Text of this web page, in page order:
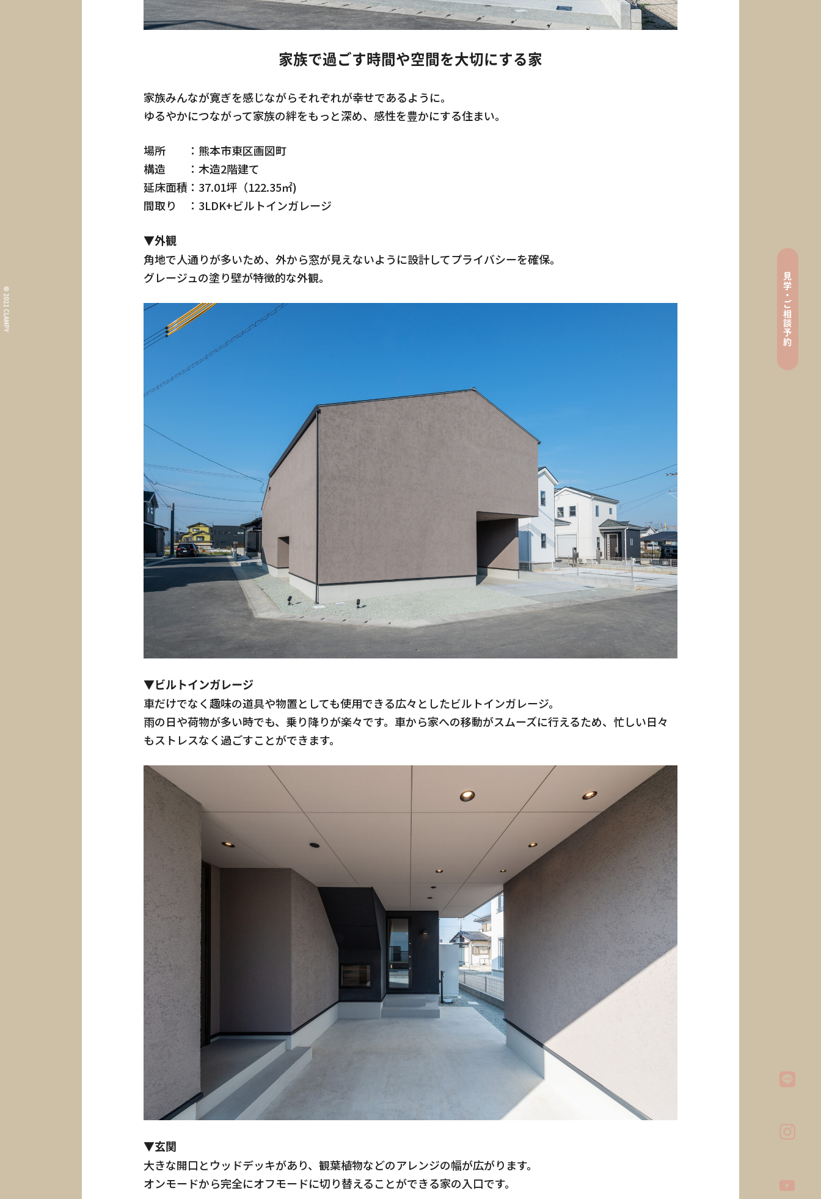
見
学
・
ご
相
談
予
約
What is CLAMPY
イベント情報・お知らせ
Our Works
施工事例
About
Go to CLAMPY
CLAMPYの家を体感してみる
Quality
家の性能
Blog
Contact Us / Request
家族で過ごす時間や空間を大切にする家
家族みんなが寛ぎを感じながらそれぞれが幸せであるように。
ゆるやかにつながって家族の絆をもっと深め、感性を豊かにする住まい。
場所 ：熊本市東区画図町
構造 ：木造2階建て
延床面積：37.01坪（122.35㎡)
間取り ：3LDK+ビルトインガレージ
▼外観
角地で人通りが多いため、外から窓が見えないように設計してプライバシーを確保。
グレージュの塗り壁が特徴的な外観。
▼ビルトインガレージ
車だけでなく趣味の道具や物置としても使用できる広々としたビルトインガレージ。
雨の日や荷物が多い時でも、乗り降りが楽々です。車から家への移動がスムーズに行えるため、忙しい日々
もストレスなく過ごすことができます。
▼玄関
大きな開口とウッドデッキがあり、観葉植物などのアレンジの幅が広がります。
オンモードから完全にオフモードに切り替えることができる家の入口です。
© 2021 CLAMPY